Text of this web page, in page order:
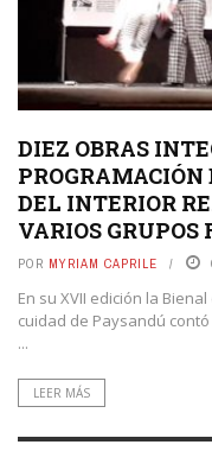
DIEZ OBRAS
DEL INTERIOR
VARIOS GRUPOS
POR MYRIAM CAPRILE
En su XVII edición la
cuidad de Paysandú
...
LEER MÁS